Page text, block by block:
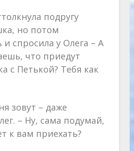
подругу
но потом
и спросила у Олега – А
что приедут
с Петькой? Тебя как
зовут – даже
– Ну, сама подумай,
к вам приехать?